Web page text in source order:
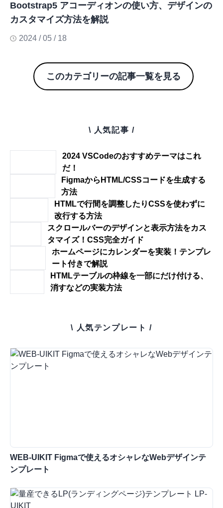
Bootstrap5 アコーディオンの使い方、デザインの
カスタマイズ方法を解説
2024 / 05 / 18
このカテゴリーの記事一覧を見る
\ 人気記事 /
2024 VSCodeのおすすめテーマはこれ
だ！
FigmaからHTML/CSSコードを生成する
方法
HTMLで行間を調整したりCSSを使わずに
改行する方法
スクロールバーのデザインと表示方法をカス
タマイズ！CSS完全ガイド
ホームページにカレンダーを実装！テンプレ
ート付きで解説
HTMLテーブルの枠線を一部にだけ付ける、
消すなどの実装方法
\ 人気テンプレート /
WEB-UIKIT Figmaで使えるオシャレなWebデザインテ
ンプレート